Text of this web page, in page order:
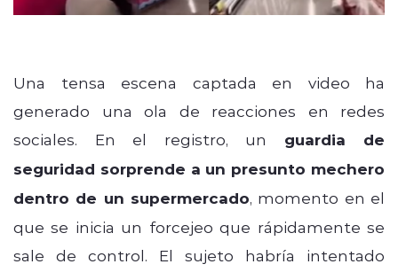
Una tensa escena captada en video ha
generado una ola de reacciones en redes
sociales. En el registro, un guardia de
seguridad sorprende a un presunto mechero
dentro de un supermercado, momento en el
que se inicia un forcejeo que rápidamente se
sale de control. El sujeto habría intentado